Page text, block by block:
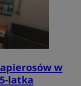
w
latka